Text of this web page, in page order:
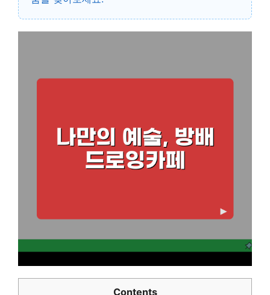
Contents